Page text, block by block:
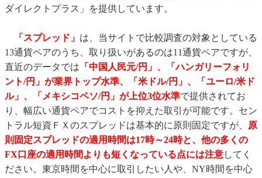
ダイレクトプラス」を提供しています。
「スプレッド」 は、当サイトで比較調査の対象としている
13通貨ペアのうち、取り扱いがあるのは11通貨ペアですが、
直近のデータでは 「中国人民元/円」、「ハンガリーフォリ
ント/円」が業界トップ水準、「米ドル/円」、「ユーロ/米ド
ル」、「メキシコペソ/円」 が上位3位水準で提供されてお
り、幅広い通貨ペアでコストを抑えた取引が可能です。セン
トラル短資ＦＸのスプレッドは基本的に原則固定ですが、
原
則固定スプレッドの適用時間は17時～24時と、他の多くの
FX口座の適用時間よりも短くなっている点には注意してく
ださい。東京時間を中心に取引したい人や、NY時間を中心